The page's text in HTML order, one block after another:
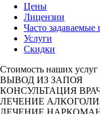
Цены
Лицензии
Часто задаваемые
Услуги
Скидки
Стоимость наших услуг
ВЫВОД ИЗ ЗАПОЯ
КОНСУЛЬТАЦИЯ
ЛЕЧЕНИЕ
ЛЕЧЕНИЕ